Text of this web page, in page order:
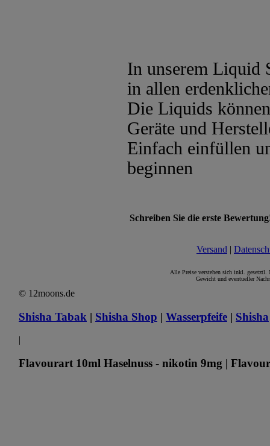
In unserem Liquid
in allen
Die Liquids
Geräte und
Einfach einfüllen
beginnen
Schreiben Sie die erste
Versand |
Alle Preise verstehen sich inkl.
Gewicht und eventueller
© 12moons.de
Shisha Tabak | Shisha Shop | Wasserpfeife | Shisha
|
Flavourart 10ml Haselnuss - nikotin 9mg |